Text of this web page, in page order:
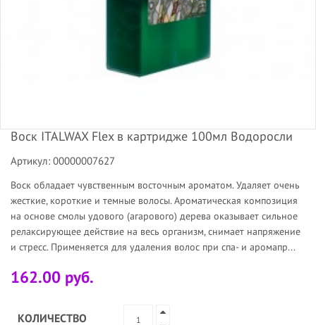
Воск ITALWAX Flex в картридже 100мл Водоросли
Артикул: 00000007627
Воск обладает чувственным восточным ароматом. Удаляет очень
жесткие, короткие и темные волосы. Ароматическая композиция
на основе смолы удового (агарового) дерева оказывает сильное
релаксирующее действие на весь организм, снимает напряжение
и стресс. Применяется для удаления волос при спа- и аромапр...
162.00 руб.
КОЛИЧЕСТВО